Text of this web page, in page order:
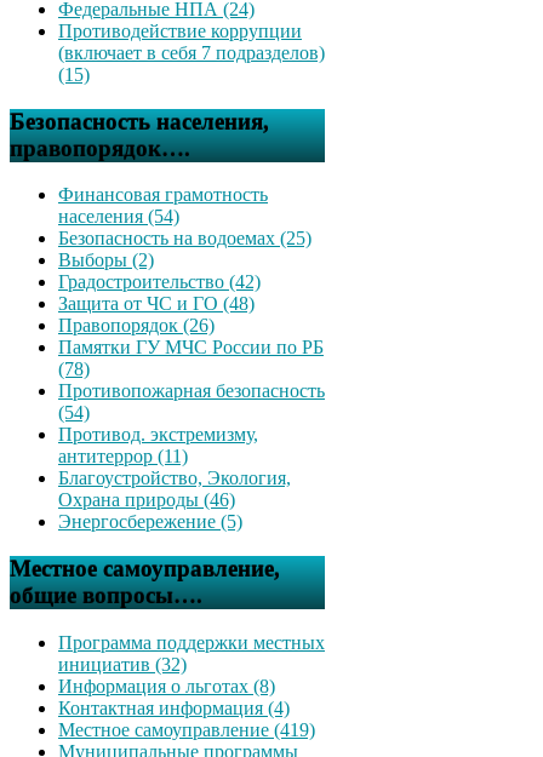
Федеральные НПА (24)
Противодействие коррупции
(включает в себя 7 подразделов)
(15)
Безопасность населения,
правопорядок….
Финансовая грамотность
населения (54)
Безопасность на водоемах (25)
Выборы (2)
Градостроительство (42)
Защита от ЧС и ГО (48)
Правопорядок (26)
Памятки ГУ МЧС России по РБ
(78)
Противопожарная безопасность
(54)
Противод. экстремизму,
антитеррор (11)
Благоустройство, Экология,
Охрана природы (46)
Энергосбережение (5)
Местное самоуправление,
общие вопросы….
Программа поддержки местных
инициатив (32)
Информация о льготах (8)
Контактная информация (4)
Местное самоуправление (419)
Муниципальные программы